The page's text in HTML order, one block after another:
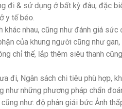
đi & sử dụng ở bất kỳ đâu, đặc
y tế béo.
nhau, cũng như đánh giá sức
của khung người cũng như gan,
chỉ thế, lắp thêm siêu thanh
đi, Ngân sách chi tiêu phù hợp,
những phương pháp chẩn
như: độ phân giải bức Ảnh